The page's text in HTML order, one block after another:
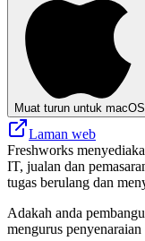
Muat turun untuk macOS
Laman web
Freshworks
IT, jualan dan
tugas berulang dan
Adakah anda
mengurus